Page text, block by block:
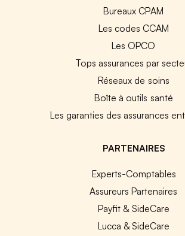
Bureaux CPAM
Les codes CCAM
Les OPCO
Tops assurances par
Réseaux de soins
Boîte à outils santé
Les garanties des assurances
PARTENAIRES
Experts-Comptables
Assureurs Partenaires
Payfit & SideCare
Lucca & SideCare